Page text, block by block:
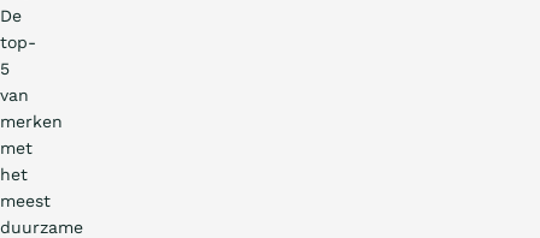
De
top-
5
van
merken
met
het
meest
duurzame